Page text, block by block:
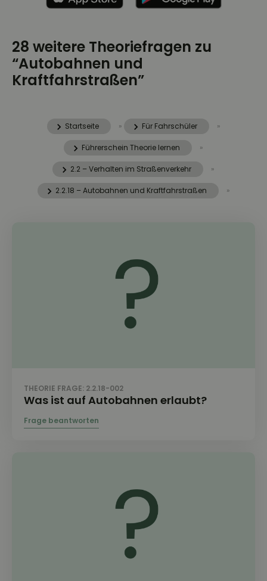
28 weitere Theoriefragen zu
“Autobahnen und
Kraftfahrstraßen”
Startseite » Für Fahrschüler »
Führerschein Theorie lernen »
2.2 – Verhalten im Straßenverkehr »
2.2.18 – Autobahnen und Kraftfahrstraßen »
THEORIE FRAGE: 2.2.18-002
Was ist auf Autobahnen erlaubt?